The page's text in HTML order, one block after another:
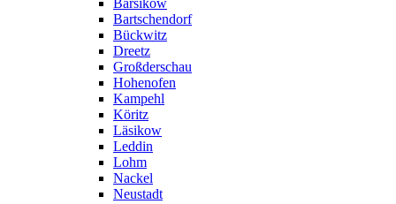
Bartschendorf
Bückwitz
Dreetz
Großderschau
Hohenofen
Kampehl
Köritz
Läsikow
Leddin
Lohm
Nackel
Neustadt